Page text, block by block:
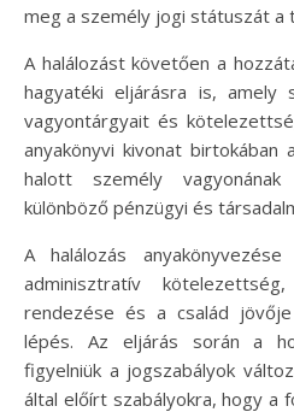
meg a személy jogi státuszát a
A halálozást követően a
hagyatéki eljárásra is, amely
vagyontárgyait és
anyakönyvi kivonat birtokában
halott személy
különböző pénzügyi és
A halálozás
adminisztratív
rendezése és a család
lépés. Az eljárás során a
figyelniük a jogszabályok
által előírt szabályokra, hogy a